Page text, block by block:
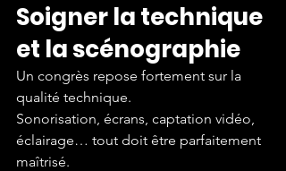
Soigner la technique
et la scénographie
Un congrès repose fortement sur la
qualité technique.
Sonorisation, écrans, captation vidéo,
éclairage… tout doit être parfaitement
maîtrisé.